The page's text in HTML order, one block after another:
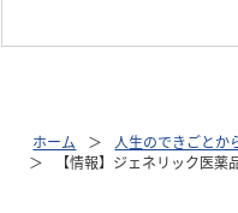
ホーム 人生のできごとか
【情報】ジェネリック医薬